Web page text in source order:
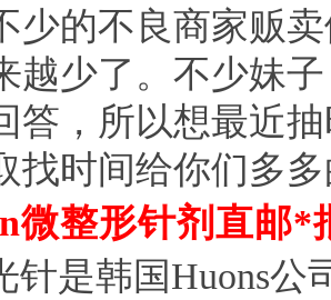
少的不良商家贩
越少了。不少妹
答，所以想最近
找时间给你们多
微整形针剂直邮*
针是韩国Huons